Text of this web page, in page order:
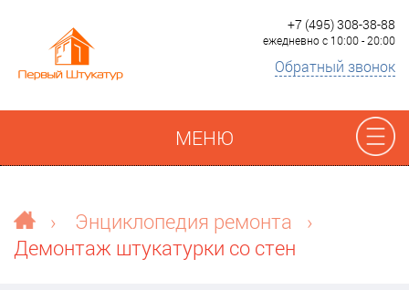
+7 (495) 308-38-88
ежедневно с 10:00 - 20:00
Обратный звонок
МЕНЮ
Наши работы
› Энциклопедия ремонта
›
Демонтаж штукатурки со стен